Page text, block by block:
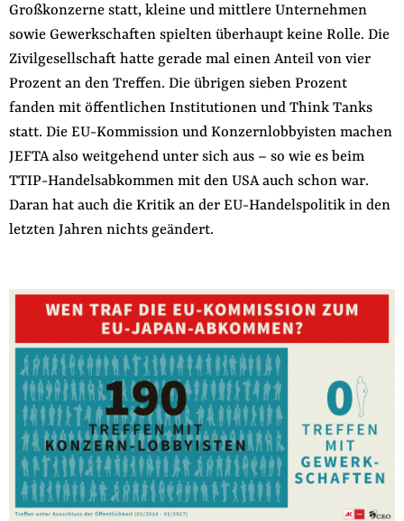
Großkonzerne statt, kleine und mittlere Unternehmen
sowie Gewerkschaften spielten überhaupt keine Rolle. Die
Zivilgesellschaft hatte gerade mal einen Anteil von vier
Prozent an den Treffen. Die übrigen sieben Prozent
fanden mit öffentlichen Institutionen und Think Tanks
statt. Die EU-Kommission und Konzernlobbyisten machen
JEFTA also weitgehend unter sich aus – so wie es beim
TTIP-Handelsabkommen mit den USA auch schon war.
Daran hat auch die Kritik an der EU-Handelspolitik in den
letzten Jahren nichts geändert.